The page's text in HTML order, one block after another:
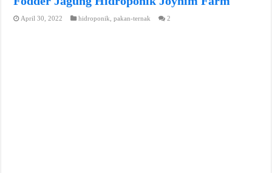
April 30, 2022 hidroponik ,pakan-ternak 2